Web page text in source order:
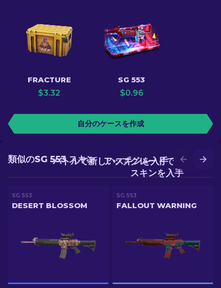
FRACTURE
$3.32
SG 553
$0.96
自分のケースを作成
アップグレードでより良い
スキンを入手
バトルで新しいスキンを入手
類似のSG 553 スキン
SG 553
DESERT BLOSSOM
SG 553
FALLOUT WARNING